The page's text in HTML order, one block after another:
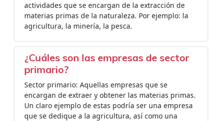
actividades que se encargan de la extracción de
materias primas de la naturaleza. Por ejemplo: la
agricultura, la minería, la pesca.
¿Cuáles son las empresas de sector
primario?
Sector primario: Aquellas empresas que se
encargan de extraer y obtener las materias primas.
Un claro ejemplo de estas podría ser una empresa
que se dedique a la agricultura, así como una